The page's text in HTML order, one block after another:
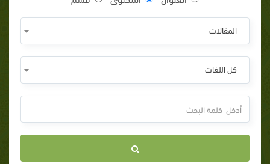
المقالات
كل اللغات